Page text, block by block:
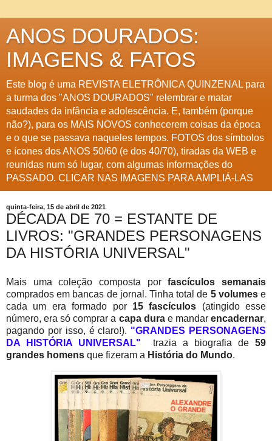
ANOS DOURADOS:
IMAGENS & FATOS
Este blog é uma REVISTA ELETRÔNICA QUINZENAL para
a turma dos "ANOS DOURADOS" relembrar e matar
saudades da infância e adolescência. E, também (porque
não?), para os MAIS NOVOS conhecerem coisas da época
e o que se passava naqueles tempos. FOTOS dos símbolos
e ícones dos ANOS 50/60 (e dos 40/70), tiradas da WEB e
reunidas num só lugar, com algumas informações do
PASSADO. CLICAR NAS IMAGENS PARA AMPLIÁ-LAS
quinta-feira, 15 de abril de 2021
DÉCADA DE 70 = ESTANTE DE
LIVROS: "GRANDES PERSONAGENS
DA HISTÓRIA UNIVERSAL"
Mais uma coleção composta porfascículos semanais
comprados em bancas de jornal. Tinha total de 5 volumese
cada um era formado por 15 fascículos (atingido esse
número, era só comprar a capa durae mandarencadernar,
pagando por isso, é claro!). "GRANDES PERSONAGENS
DA HISTÓRIA UNIVERSAL" trazia a biografia de 59
grandes homens que fizeram a História do Mundo.